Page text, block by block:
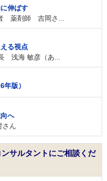
伸ばす
薬剤師 吉岡さ...
る視点
浅海 敏彦（あ...
版）
へ
ん
サルタントにご相談くだ